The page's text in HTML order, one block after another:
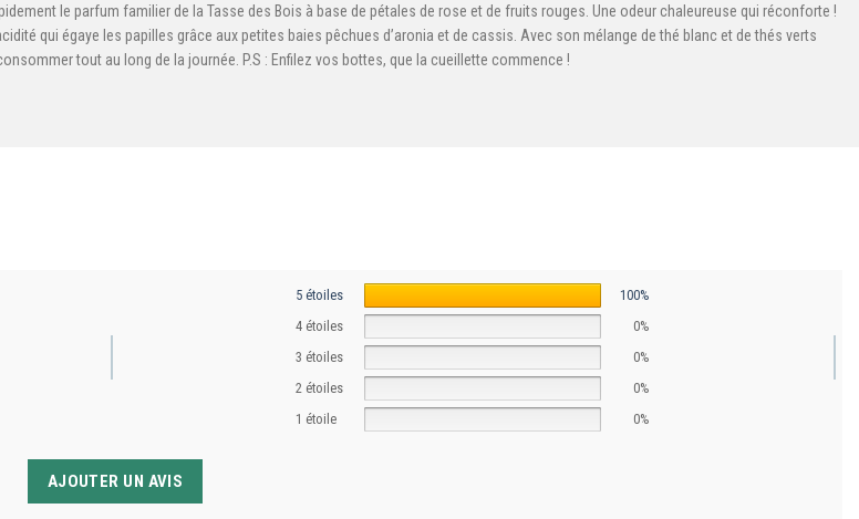
le parfum familier de la Tasse des Bois à base de pétales de rose et de fruits rouges. Une odeur chaleureuse qui réconforte !
qui égaye les papilles grâce aux petites baies pêchues d’aronia et de cassis. Avec son mélange de thé blanc et de thés verts
tout au long de la journée. P.S : Enfilez vos bottes, que la cueillette commence !
5 étoiles
100%
4 étoiles
0%
3 étoiles
0%
2 étoiles
0%
1 étoile
0%
AJOUTER UN AVIS